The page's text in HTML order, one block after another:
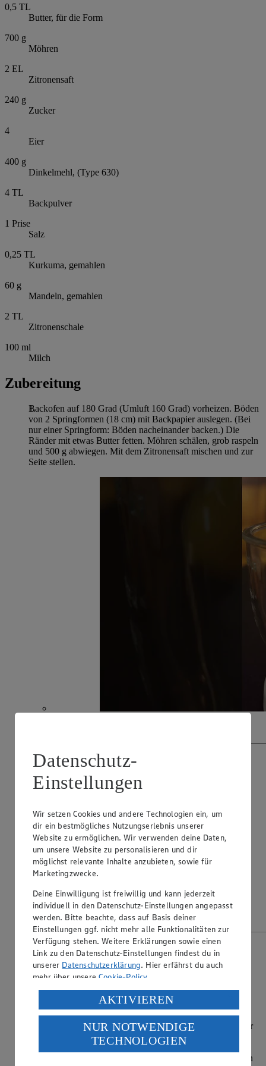
0,5 TL
Butter, für die Form
700 g
Möhren
2 EL
Zitronensaft
240 g
Zucker
4
Eier
400 g
Dinkelmehl, (Type 630)
4 TL
Backpulver
1 Prise
Salz
0,25 TL
Kurkuma, gemahlen
60 g
Mandeln, gemahlen
2 TL
Zitronenschale
100 ml
Milch
Zubereitung
Backofen auf 180 Grad (Umluft 160 Grad) vorheizen. Böden
von 2 Springformen (18 cm) mit Backpapier auslegen. (Bei
nur einer Springform: Böden nacheinander backen.) Die
Ränder mit etwas Butter fetten. Möhren schälen, grob raspeln
und 500 g abwiegen. Mit dem Zitronensaft mischen und zur
Seite stellen.
Möchtest du von YouTube bereitgestellte
externe Inhalte laden?
Für alle Videos erlauben
Datenschutz-Einstellungen
In der Küchenmaschine oder mit dem Handmixer die Butter
mit dem Zucker etwa 5 Minuten sehr cremig schlagen. Eier
nacheinander gut unterrühren. Möhren zugeben und kurz
unterheben. Mehl mit Backpulver, Salz, Kurkuma, Mandeln
Datenschutz-
Einstellungen
Wir setzen Cookies und andere Technologien ein, um
dir ein bestmögliches Nutzungserlebnis unserer
Website zu ermöglichen. Wir verwenden deine Daten,
um unsere Website zu personalisieren und dir
möglichst relevante Inhalte anzubieten, sowie für
Marketingzwecke.
Deine Einwilligung ist freiwillig und kann jederzeit
individuell in den Datenschutz-Einstellungen angepasst
werden. Bitte beachte, dass auf Basis deiner
Einstellungen ggf. nicht mehr alle Funktionalitäten zur
Verfügung stehen. Weitere Erklärungen sowie einen
Link zu den Datenschutz-Einstellungen findest du in
unserer Datenschutzerklärung. Hier erfährst du auch
mehr über unsereCookie-Policy.
Verarbeitung deiner personenbezogenen Daten in den
USA durch Facebook und YouTube:
Wenn du auf „Aktivieren“ klickst, willigst du im Sinne
des Art. 49 Abs. 1 Satz 1 lit. a) DSGVO ein, dass deine
Daten in den USA verarbeitet werden. Der EuGH sieht
AKTIVIEREN
NUR NOTWENDIGE
TECHNOLOGIEN